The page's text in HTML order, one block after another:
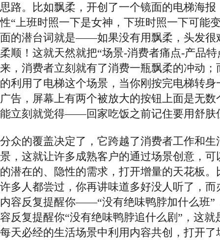
思路。比如飘柔，开创了一个镜面的电梯海报
性“上班时照一下是女神，下班时照一下可能
面的潜台词就是——如果没有用飘柔，头发很
柔顺！这就天然就把“场景-消费者痛点-产品
来，消费者立刻就有了消费一瓶飘柔的冲动
的利用了电梯这个场景，当你刚按完电梯转
广告，屏幕上有两个被放大的按钮上面是无
能立刻就觉得——回家吃饭之前记住要用舒肤
分众的覆盖决定了，它跨越了消费者工作和生
景，这就让许多成熟客户的通过场景创意，可
的潜在的、隐性的需求，打开增量的天花板
许多人都尝过，你再讲味道多好没人听了，而
内容反复提醒你——“没有绝味鸭脖加什么班”
容反复提醒你“没有绝味鸭脖追什么剧”，这就
每天必经的生活场景中利用内容共创，打开了